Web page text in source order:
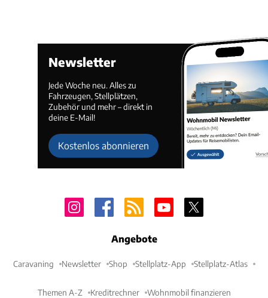
Newsletter
Jede Woche neu. Alles zu
Fahrzeugen, Stellplätzen,
Zubehör und mehr – direkt in
deine E-Mail!
Kostenlos abonnieren
Angebote
Caravaning Newsletter Shop Stellplatz-App Stellplatz-Atlas
Themen A-Z Kreditrechner Wohnmobil finanzieren